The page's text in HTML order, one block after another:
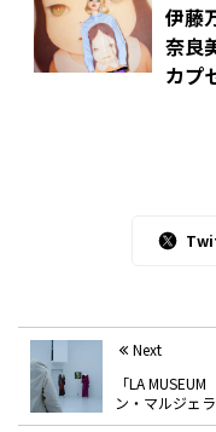
伊藤
奈良
カプ
Next
「LA
ン・マルジェ